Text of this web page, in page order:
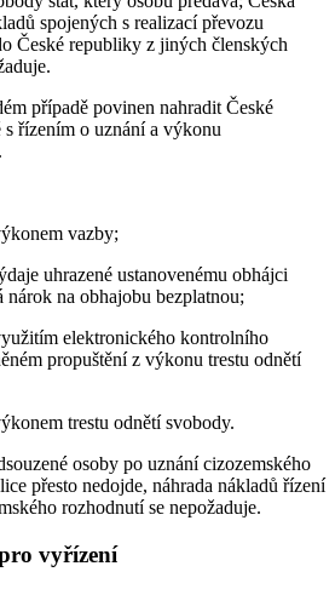
spojených s realizací převozu
České republiky z jiných členských
případě povinen nahradit České
řízením o uznání a výkonu
vazby;
uhrazené ustanovenému obhájci
nárok na obhajobu bezplatnou;
elektronického kontrolního
propuštění z výkonu trestu odnětí
trestu odnětí svobody.
osoby po uznání cizozemského
přesto nedojde, náhrada nákladů řízení
rozhodnutí se nepožaduje.
vyřízení